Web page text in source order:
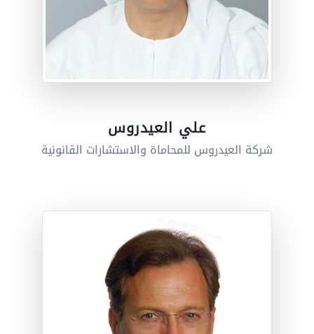
علي العيدروس
شركة العيدروس للمحاماة والاستشارات القانونية